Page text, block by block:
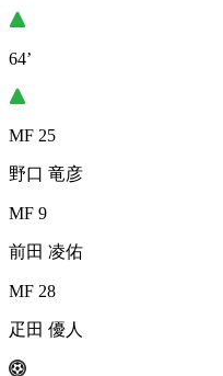
64’
MF 25
野口 竜彦
MF 9
前田 凌佑
MF 28
疋田 優人